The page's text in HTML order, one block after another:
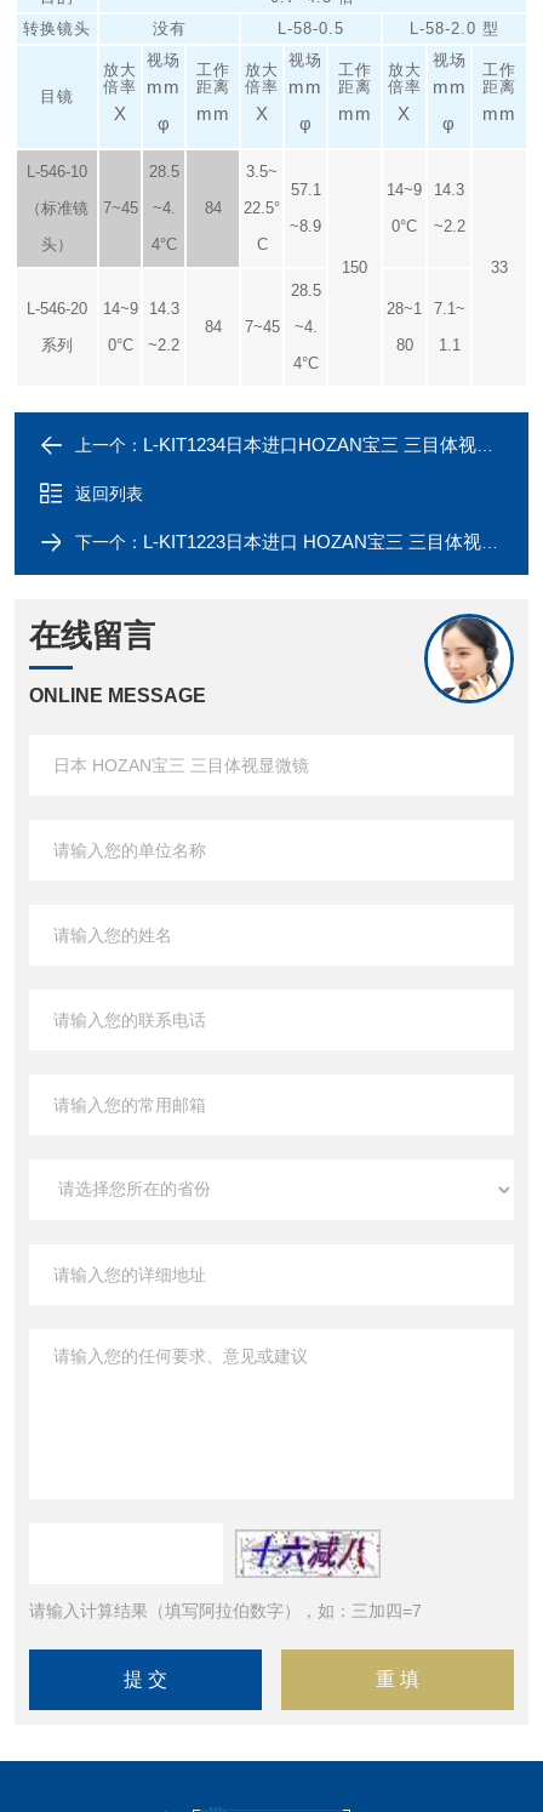
转换镜头
没有 L-58-0.5 L-58-2.0 型
目镜
放大
倍率
X
视场
mm
φ
工作
距离
mm
放大
倍率
X
视场
mm
φ
工作
距离
mm
放大
倍率
X
视场
mm
φ
工作
距离
mm
L-546-10
（标准镜
头）
7~45
28.5
~4.
4°C
84
3.5~
22.5°
C
57.1
~8.9
150
14~9
0°C
14.3
~2.2
33
L-546-20
系列
14~9
0°C
14.3
~2.2
84 7~45
28.5
~4.
4°C
28~1
80
7.1~
1.1
上一个： L-KIT1234日本进口HOZAN宝三 三目体视显微镜
返回列表
下一个： L-KIT1223日本进口 HOZAN宝三 三目体视显微镜
在线留言
ONLINE MESSAGE
请输入计算结果（填写阿拉伯数字），如：三加四=7